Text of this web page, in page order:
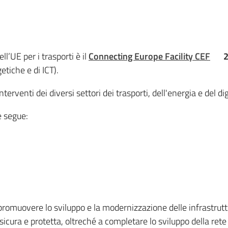
per i trasporti è il Connecting Europe Facility CEF
e di ICT).
dei diversi settori dei trasporti, dell'energia e del
lo sviluppo e la modernizzazione delle
e protetta, oltreché a completare lo sviluppo della